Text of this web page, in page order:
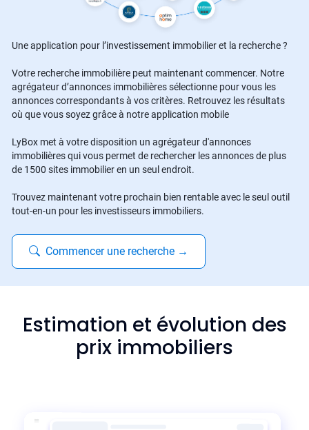
Une application pour l’investissement immobilier et la recherche ?
Votre recherche immobilière peut maintenant commencer. Notre
agrégateur d’annonces immobilières sélectionne pour vous les
annonces correspondants à vos critères. Retrouvez les résultats
où que vous soyez grâce à notre application mobile
LyBox met à votre disposition un agrégateur d'annonces
immobilières qui vous permet de rechercher les annonces de plus
de 1500 sites immobilier en un seul endroit.
Trouvez maintenant votre prochain bien rentable avec le seul outil
tout-en-un pour les investisseurs immobiliers.
Commencer une recherche →
Estimation et évolution des
prix immobiliers